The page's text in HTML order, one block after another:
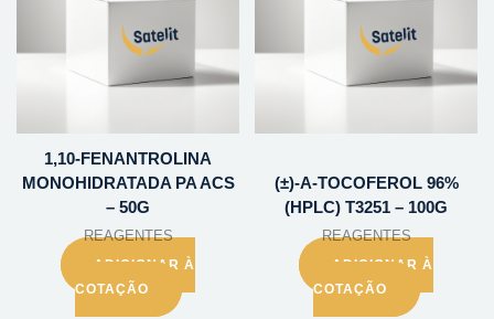
1,10-FENANTROLINA
MONOHIDRATADA PA ACS
– 50G
REAGENTES
ADICIONAR À
COTAÇÃO
(±)-A-TOCOFEROL 96%
(HPLC) T3251 – 100G
REAGENTES
ADICIONAR À
COTAÇÃO